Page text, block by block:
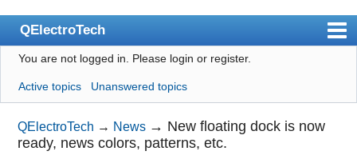
QElectroTech
Index
User list
Search
Register
You are not logged in. Please login or register.
Active topics Unanswered topics
QElectroTech → News → New floating dock is now
ready, news colors, patterns, etc.